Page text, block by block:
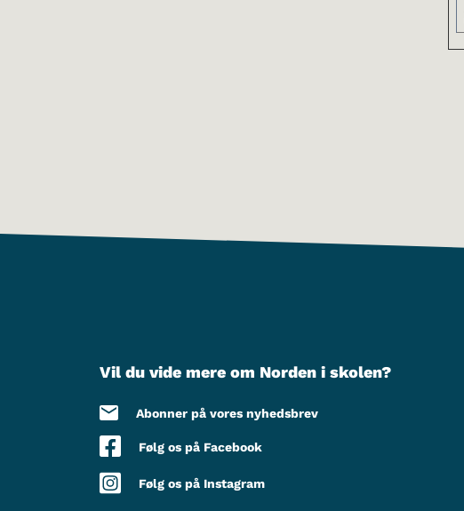
Vil du vide mere om Norden i skolen?
Abonner på vores nyhedsbrev
Følg os på Facebook
Følg os på Instagram